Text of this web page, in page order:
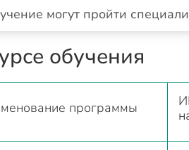
могут пройти
обучения
программы